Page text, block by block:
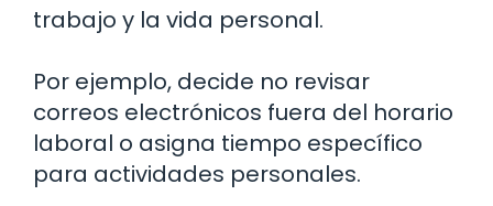
trabajo y la vida personal.
Por ejemplo, decide no revisar
correos electrónicos fuera del horario
laboral o asigna tiempo específico
para actividades personales.